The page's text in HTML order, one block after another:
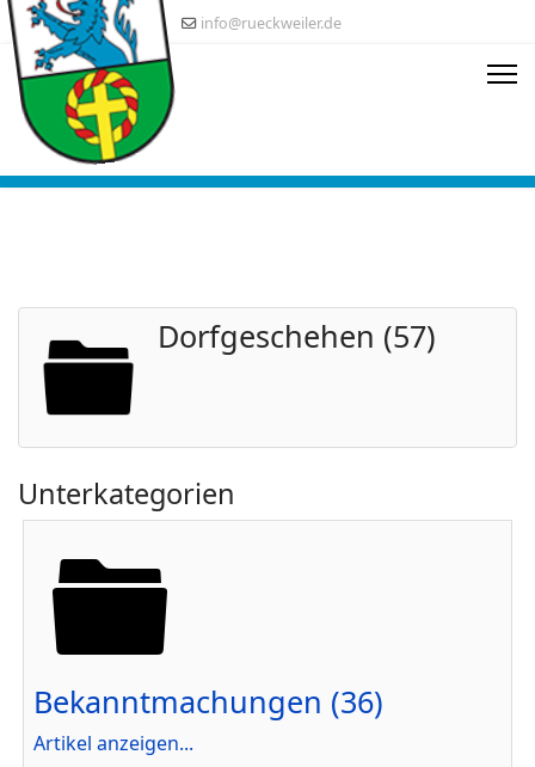
info@rueckweiler.de
Dorfgeschehen (57)
Unterkategorien
Bekanntmachungen (36)
Artikel anzeigen...